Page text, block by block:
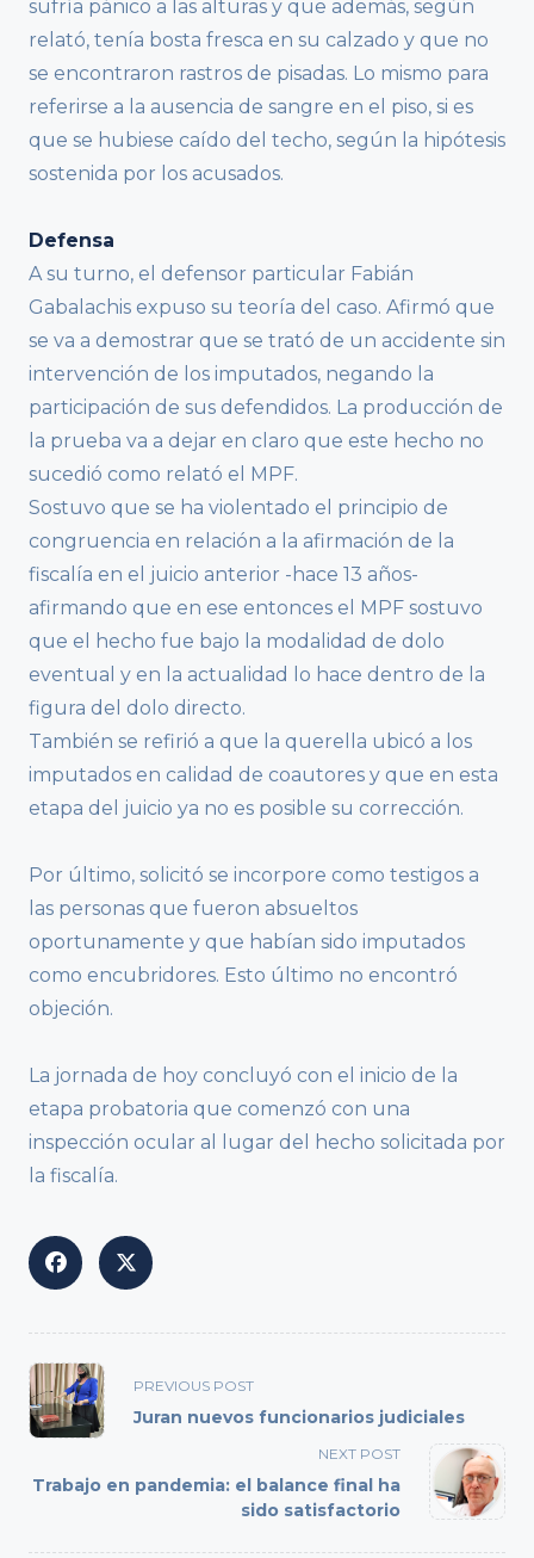
sufría pánico a las alturas y que además, según
relató, tenía bosta fresca en su calzado y que no
se encontraron rastros de pisadas. Lo mismo para
referirse a la ausencia de sangre en el piso, si es
que se hubiese caído del techo, según la hipótesis
sostenida por los acusados.
Defensa
A su turno, el defensor particular Fabián
Gabalachis expuso su teoría del caso. Afirmó que
se va a demostrar que se trató de un accidente sin
intervención de los imputados, negando la
participación de sus defendidos. La producción de
la prueba va a dejar en claro que este hecho no
sucedió como relató el MPF.
Sostuvo que se ha violentado el principio de
congruencia en relación a la afirmación de la
fiscalía en el juicio anterior -hace 13 años-
afirmando que en ese entonces el MPF sostuvo
que el hecho fue bajo la modalidad de dolo
eventual y en la actualidad lo hace dentro de la
figura del dolo directo.
También se refirió a que la querella ubicó a los
imputados en calidad de coautores y que en esta
etapa del juicio ya no es posible su corrección.
Por último, solicitó se incorpore como testigos a
las personas que fueron absueltos
oportunamente y que habían sido imputados
como encubridores. Esto último no encontró
objeción.
La jornada de hoy concluyó con el inicio de la
etapa probatoria que comenzó con una
inspección ocular al lugar del hecho solicitada por
la fiscalía.
<span
class="nav-
subtitle
reader-
PREVIOUS POST
Juran nuevos funcionarios judiciales
NEXT POST
Trabajo en pandemia: el balance final ha
sido satisfactorio